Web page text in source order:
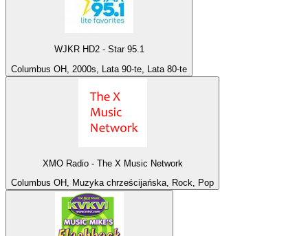
WJKR HD2 - Star 95.1
Columbus OH, 2000s, Lata 90-te, Lata 80-te
XMO Radio - The X Music Network
Columbus OH, Muzyka chrześcijańska, Rock, Pop